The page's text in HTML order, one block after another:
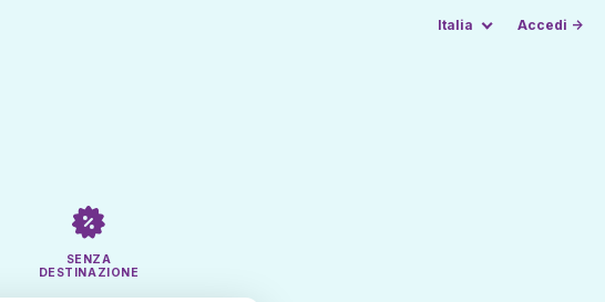
Italia Accedi →
SENZA
DESTINAZIONE